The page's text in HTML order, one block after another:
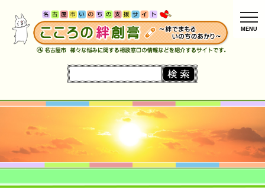
MENU